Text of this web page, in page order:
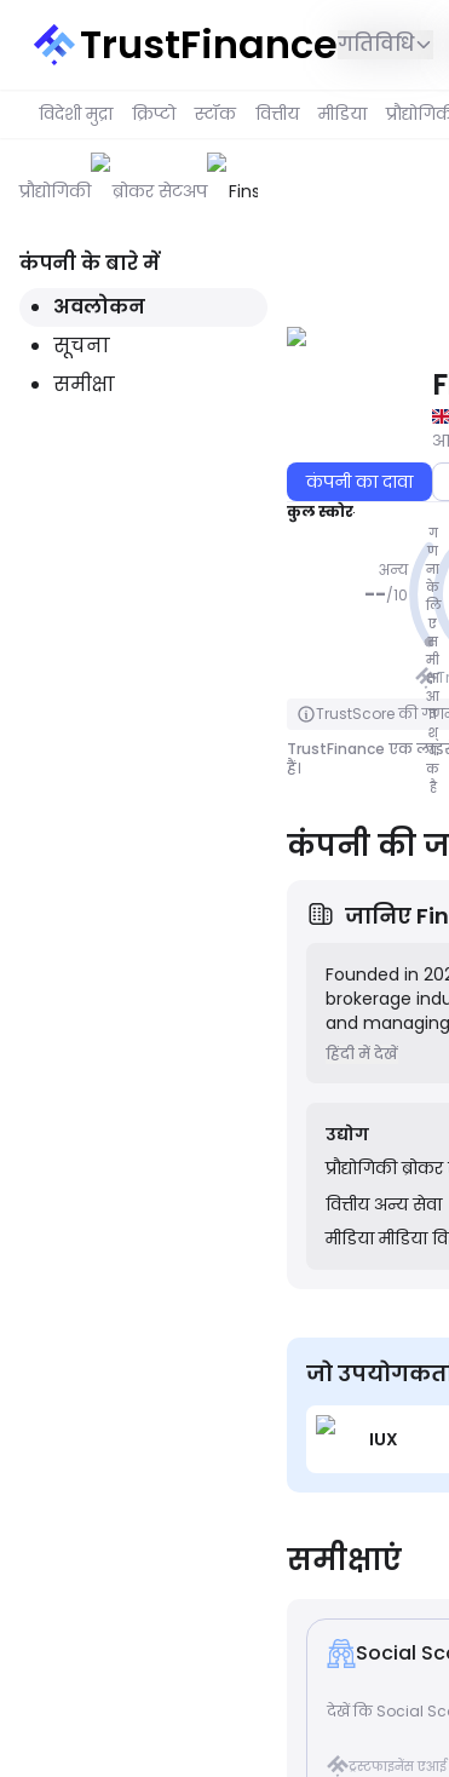
TrustFinanceगतिविधि
विदेशी मुद्रा क्रिप्टो स्टॉक वित्तीय मीडिया
प्रौद्योगिकी ब्रोकर सेटअप Finsmart
कंपनी के बारे में
अवलोकन
सूचना
समीक्षा
कंपनी का दावा
कुल स्कोर
अन्य
--/10
ग
ण
ना
के
लि
ए
स
मी
क्षा
आ
व
श्
य
क
है
कोई
नहीं
पलटने के लिए
TrustScore की
TrustFinance एक
हैं।
कंपनी की
जानिए
Founded in
brokerage
and
(MT5) trading
needed to
हिंदी में देखें
उद्योग
प्रौद्योगिकी
वित्तीय अन्य सेवा
मीडिया मीडिया
जो
IUX
समीक्षाएं
Social
देखें कि Social
ट्रस्टफाइनेंस एआई